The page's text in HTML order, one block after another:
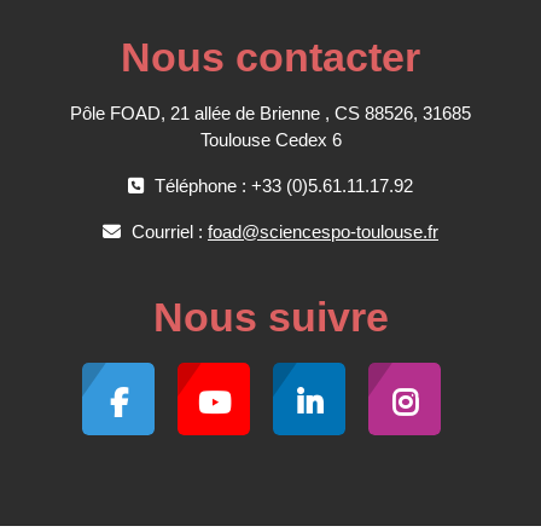
Nous contacter
Pôle FOAD, 21 allée de Brienne , CS 88526, 31685
Toulouse Cedex 6
Téléphone : +33 (0)5.61.11.17.92
Courriel : foad@sciencespo-toulouse.fr
Nous suivre